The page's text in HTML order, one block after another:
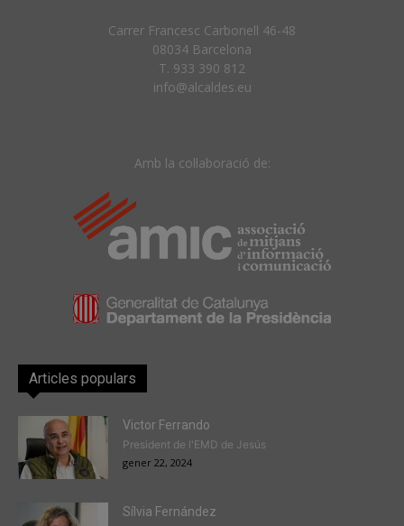
Carrer Francesc Carbonell 46-48
08034 Barcelona
T. 933 390 812
info@alcaldes.eu
Amb la col·laboració de:
Articles populars
Victor Ferrando
President de l'EMD de Jesús
gener 22, 2024
Sílvia Fernández